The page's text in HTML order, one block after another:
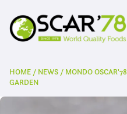
HOME / NEWS / MONDO OSCAR'78
GARDEN